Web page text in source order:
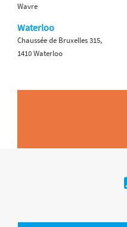
Wavre
Waterloo
Chaussée de Bruxelles 315,
1410 Waterloo